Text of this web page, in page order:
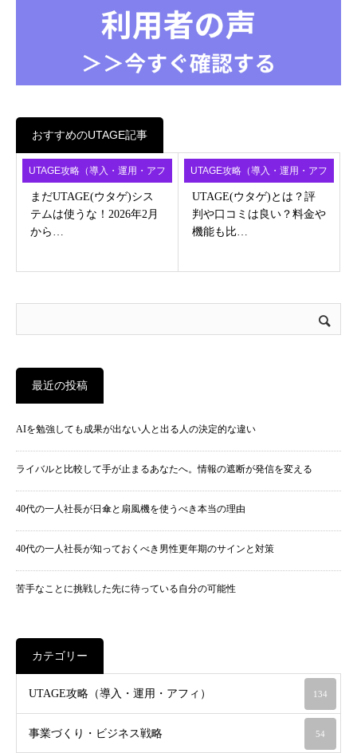
おすすめのUTAGE記事
UTAGE攻略（導入・運用・アフ
ィ）
まだUTAGE(ウタゲ)シス
テムは使うな！2026年2月
から…
UTAGE攻略（導入・運用・アフ
ィ）
UTAGE(ウタゲ)とは？評
判や口コミは良い？料金や
機能も比…
最近の投稿
AIを勉強しても成果が出ない人と出る人の決定的な違い
ライバルと比較して手が止まるあなたへ。情報の遮断が発信を変える
40代の一人社長が日傘と扇風機を使うべき本当の理由
40代の一人社長が知っておくべき男性更年期のサインと対策
苦手なことに挑戦した先に待っている自分の可能性
カテゴリー
UTAGE攻略（導入・運用・アフィ） 134
事業づくり・ビジネス戦略 54